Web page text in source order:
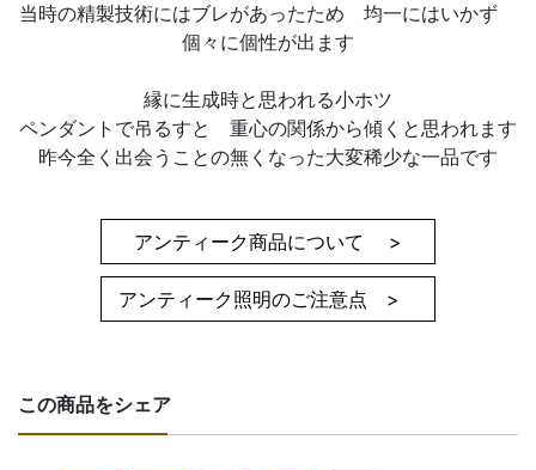
当時の精製技術にはブレがあったため 均一にはいかず
個々に個性が出ます
縁に生成時と思われる小ホツ
ペンダントで吊るすと 重心の関係から傾くと思われます
昨今全く出会うことの無くなった大変稀少な一品です
アンティーク商品について >
アンティーク照明のご注意点 >
この商品をシェア